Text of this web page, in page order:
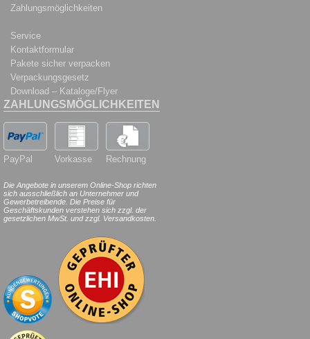
Zahlungsmöglichkeiten
Service
Kontaktformular
Pakete sicher verpacken
Verpackungsgesetz
Download – Kataloge/Flyer
ZAHLUNGSMÖGLICHKEITEN
PayPal Vorkasse Rechnung
Die Angebote in unserem Online-Shop richten
sich ausschließlich an Unternehmer und
Gewerbetreibende. Die Preise für
Geschäftskunden verstehen sich zzgl. der
gesetzlichen MwSt. und zzgl. Versandkosten.